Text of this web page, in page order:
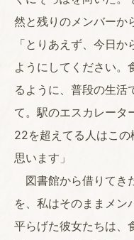
然と残りのメンバーか
「とりあえず、今日
ようにしてください。
るように、普段の生活
て。駅のエスカレー
22を超えてる人はこ
思います」
図書館から借りてき
を、私はそのままメン
平らげた彼女たちは、